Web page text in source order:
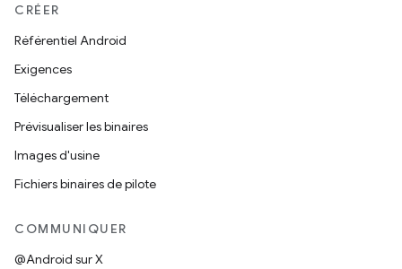
CRÉER
Référentiel Android
Exigences
Téléchargement
Prévisualiser les binaires
Images d'usine
Fichiers binaires de pilote
COMMUNIQUER
@Android sur X